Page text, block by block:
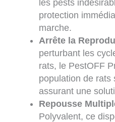
les pests
protection
marche.
Arrête la
perturbant les
rats, le PestOFF
population de rats
assurant une
Repousse
Polyvalent, ce